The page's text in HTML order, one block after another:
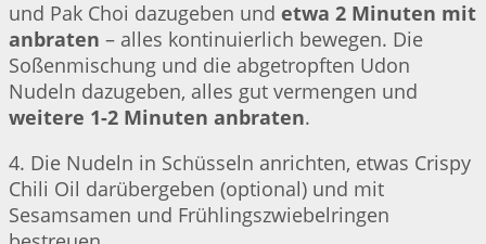
und Pak Choi dazugeben und etwa 2 Minuten mit
anbraten – alles kontinuierlich bewegen. Die
Soßenmischung und die abgetropften Udon
Nudeln dazugeben, alles gut vermengen und
weitere 1-2 Minuten anbraten.
4. Die Nudeln in Schüsseln anrichten, etwas Crispy
Chili Oil darübergeben (optional) und mit
Sesamsamen und Frühlingszwiebelringen